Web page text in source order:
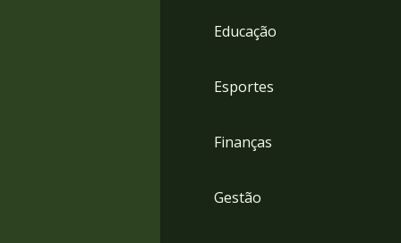
Educação
Esportes
Finanças
Gestão